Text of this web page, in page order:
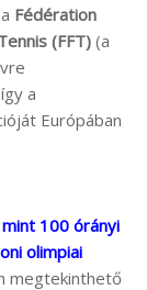
Fédération
(FFT) (a
a
Európában
100 órányi
olimpiai
megtekinthető